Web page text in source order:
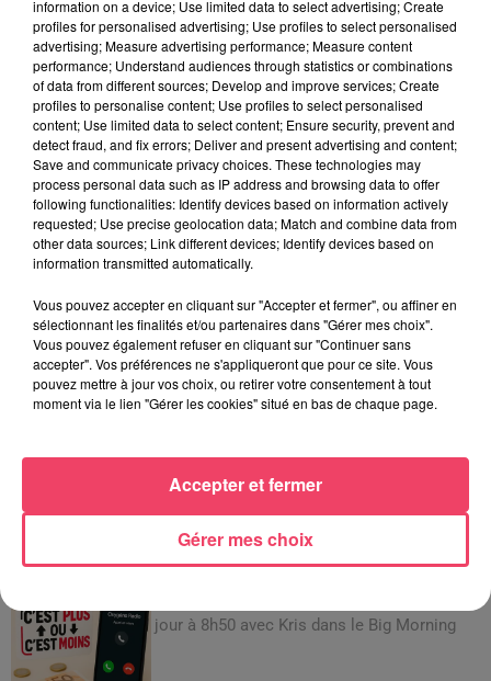
29 juillet 2026
SEGRÉ. ATTAQUE À L'ARME BLANCHE : L'AGRESSEUR INTERPELLÉ,
C'est plus ou c'est moins : Jusqu'à 300€ à gagner
jour à 8h50 avec Kris dans le Big Morning
information on a device; Use limited data to select advertising; Create
profiles for personalised advertising; Use profiles to select personalised
advertising; Measure advertising performance; Measure content
performance; Understand audiences through statistics or combinations
of data from different sources; Develop and improve services; Create
profiles to personalise content; Use profiles to select personalised
content; Use limited data to select content; Ensure security, prevent and
detect fraud, and fix errors; Deliver and present advertising and content;
Save and communicate privacy choices. These technologies may
process personal data such as IP address and browsing data to offer
following functionalities: Identify devices based on information actively
requested; Use precise geolocation data; Match and combine data from
other data sources; Link different devices; Identify devices based on
information transmitted automatically.
Vous pouvez accepter en cliquant sur "Accepter et fermer", ou affiner en
sélectionnant les finalités et/ou partenaires dans "Gérer mes choix".
Vous pouvez également refuser en cliquant sur "Continuer sans
accepter". Vos préférences ne s'appliqueront que pour ce site. Vous
pouvez mettre à jour vos choix, ou retirer votre consentement à tout
moment via le lien "Gérer les cookies" situé en bas de chaque page.
Gérer mes choix
Accepter et fermer